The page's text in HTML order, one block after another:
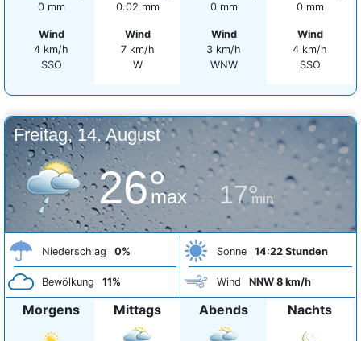
0 mm
Wind
4 km/h
SSO
0.02 mm
Wind
7 km/h
W
0 mm
Wind
3 km/h
WNW
0 mm
Wind
4 km/h
SSO
Freitag, 14. August
26°
max 17°
min
Niederschlag 0%
Bewölkung 11%
Sonne 14:22 Stunden
Wind NNW 8 km/h
Morgens Mittags Abends Nachts